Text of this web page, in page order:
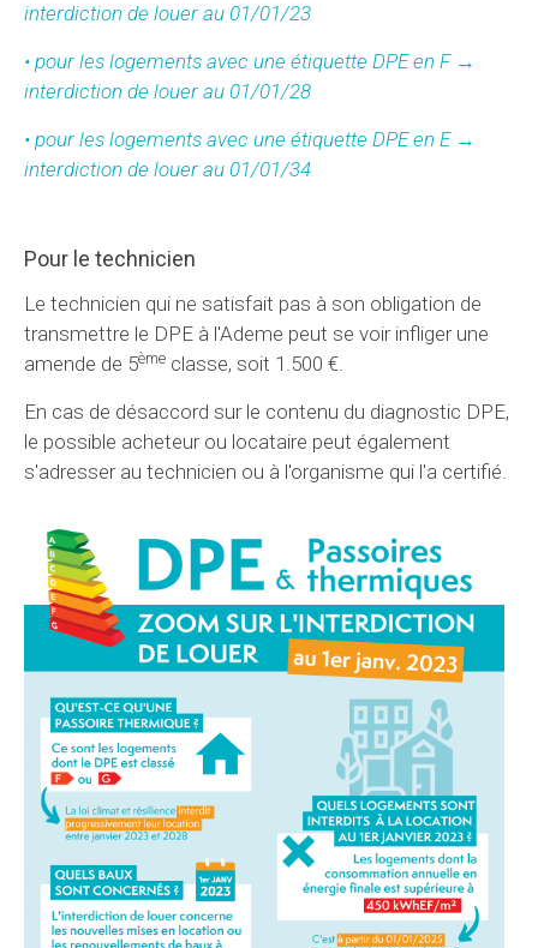
interdiction de louer au 01/01/23
• pour les logements avec une étiquette DPE en F →
interdiction de louer au 01/01/28
• pour les logements avec une étiquette DPE en E →
interdiction de louer au 01/01/34
Pour le technicien
Le technicien qui ne satisfait pas à son obligation de
transmettre le DPE à l'Ademe peut se voir infliger une
amende de 5ème classe, soit 1.500 €.
En cas de désaccord sur le contenu du diagnostic DPE,
le possible acheteur ou locataire peut également
s'adresser au technicien ou à l'organisme qui l'a certifié.